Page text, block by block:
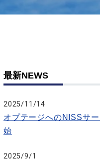
最新NEWS
オプテージへのNISSサ
始
2025/11/14
2025/9/1